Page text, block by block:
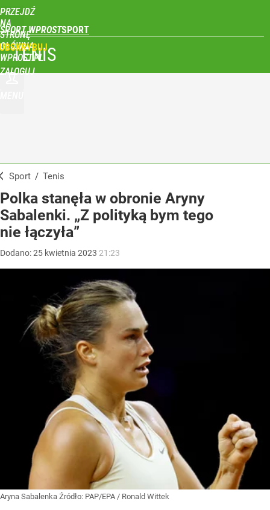
PRZEJDŹ
NA
STRONĘ
GŁÓWNĄ
WPROST.PL
SPORT WPROST
ZALOGUJ
TENIS
Sport / Tenis
Polka stanęła w obronie Aryny
Sabalenki. „Z polityką bym tego
nie łączyła”
Dodano:25 kwietnia 2023 21:23
Aryna Sabalenka Źródło: PAP/EPA / Ronald Wittek